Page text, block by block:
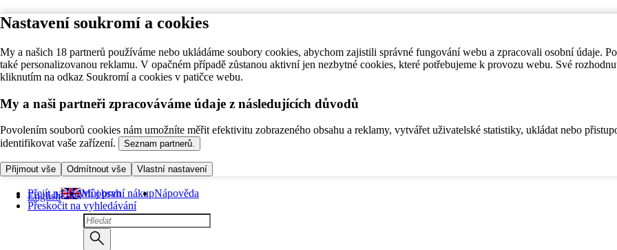
Nastavení soukromí a cookies
My a našich 18 partnerů používáme nebo ukládáme soubory cookies, abychom zajistili správné fungování webu a zpracovali osobní údaje.
také personalizovanou reklamu. V opačném případě zůstanou aktivní jen nezbytné cookies, které potřebujeme k provozu webu. Své
kliknutím na odkaz Soukromí a cookies v patičce webu.
My a naši partneři zpracováváme údaje z následujících důvodů
Povolením souborů cookies nám umožníte měřit efektivitu zobrazeného obsahu a reklamy, vytvářet uživatelské statistiky, ukládat nebo
identifikovat vaše zařízení.
Seznam partnerů.
Přijmout vše Odmítnout vše Vlastní nastavení
Přejít na hlavní obsah
Přeskočit na vyhledávání
English Můj první nákupNápověda